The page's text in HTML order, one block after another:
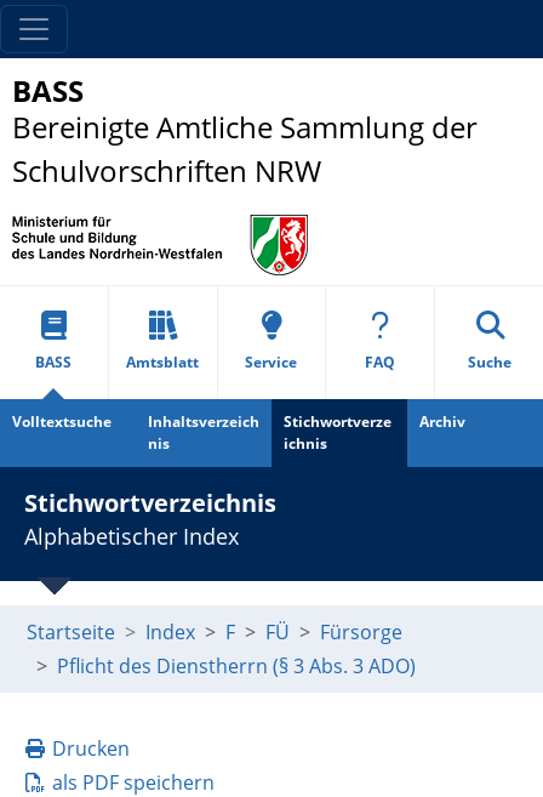
BASS
Bereinigte Amtliche Sammlung der
Schulvorschriften NRW
BASS Amtsblatt Service FAQ Suche
Volltextsuche
Inhaltsverzeich
nis
Stichwortverze
ichnis
Archiv
Stichwortverzeichnis
Alphabetischer Index
Startseite Index F FÜ
Fürsorge
Pflicht des Dienstherrn (§ 3 Abs. 3 ADO)
Drucken
als PDF speichern